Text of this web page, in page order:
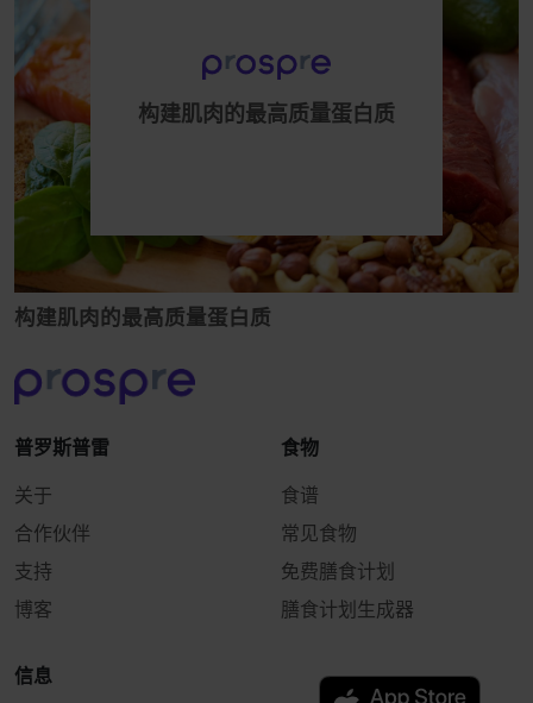
构建肌肉的最高质量蛋白质
构建肌肉的最高质量蛋白质
普罗斯普雷
关于
合作伙伴
支持
博客
食物
食谱
常见食物
免费膳食计划
膳食计划生成器
信息